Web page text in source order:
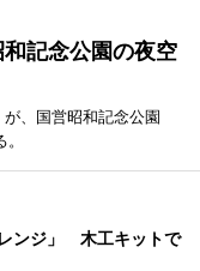
記念公園の夜空
、国営昭和記念公園
ンジ」 木工キットで